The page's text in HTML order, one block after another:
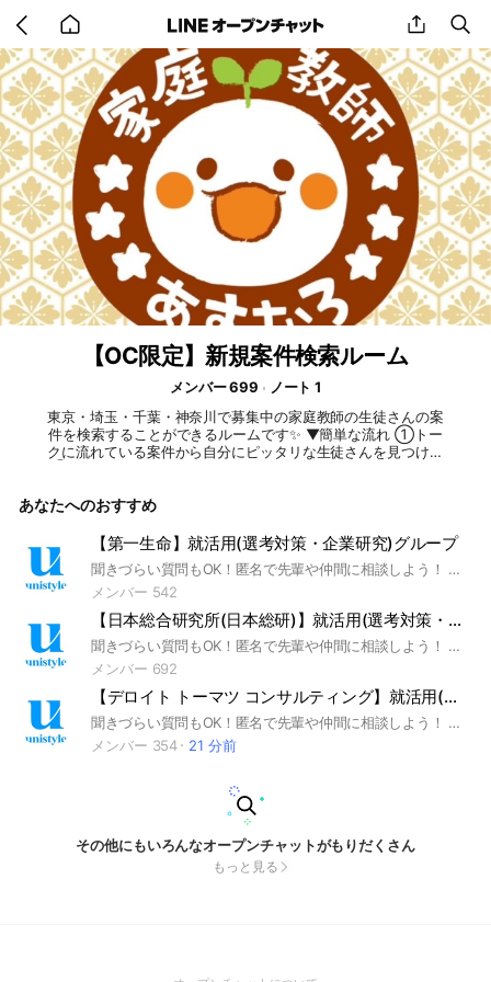
back
to
home
share
【OC限定】新規案件検索ルーム
メンバー 699
ノート 1
東京・埼玉・千葉・神奈川で募集中の家庭教師の生徒さんの案
件を検索することができるルームです✨️ ▼簡単な流れ ①トー
クに流れている案件から自分にピッタリな生徒さんを見つける
まずは入室して、やってみたい案件を探してみて下さい😊 た
あなたへのおすすめ
【第一生命】就活用(選考対策・企業研究)グループ
聞きづらい質問もOK！匿名で先輩や仲間に相談しよう！ 就活サイトunistyleが運営する第一生命の就活情報(選考対策/企業研究)共有グループです。 #就活 #第一生命 #保険業界 #インターンシップ #本選考 #unistyle #ユニスタイル #面接 #採用 #内定 #ES #エントリーシート #自己分析 #業界研究 #企業研究 #自己PR #ガクチカ #学生時代頑張ったこと #志何望動機 #webテスト #ウェブテスト #GD #グループディスカッション #グルディス #OB訪問 #企業選び #就活対策 #就活準備 #大手企業 #日系企業 ▼unistyleが運営する保険のオプチャグループ▼ 日本生命 / 第一生命 / 明治安田生命 / 住友生命 / ソニー生命保険 / 東京海上日動あんしん生命保険 / かんぽ生命保険 / アフラック / オリックス生命保険 / 富国生命保険 / プルデンシャル生命保険 / 太陽生命保険 / 朝日生命 / 大樹生命 / 東京海上日動火災保険 / 三井住友海上火災保険 / 損害保険ジャパン / あいおいニッセイ同和損害保険 / ソニー損害保険 ▼第一生命の企業研究はこちらから▼ https://x.gd/F9y0I6
メンバー 542
【日本総合研究所(日本総研)】就活用(選考対策・企業研究)グループ
聞きづらい質問もOK！匿名で先輩や仲間に相談しよう！ 就活サイトunistyleが運営する日本総合研究所(日本総研)の就活情報(選考対策/企業研究)共有グループです。 #就活 #日本総合研究所(日本総研) #コンサル業界 #インターンシップ #本選考 #unistyle #ユニスタイル #面接 #採用 #内定 #ES #エントリーシート #自己分析 #業界研究 #企業研究 #自己PR #ガクチカ #学生時代頑張ったこと #志何望動機 #webテスト #ウェブテスト #GD #グループディスカッション #グルディス #OB訪問 #企業選び #就活対策 #就活準備 #大手企業 #日系企業 ▼unistyleが運営するコンサルのオプチャグループ▼ マッキンゼー・アンド・カンパニー / ボストン コンサルティング グループ（BCG) / ベイン・アンド・カンパニー / A.T.カーニー / アーサー・D・リトル / Strategy＆ / ローランド・ベルガー / PwCコンサルティング / デロイト トーマツ コンサルティング / KPMGコンサルティング / EYストラテジー・アンド・コンサルティング / アクセンチュア / 野村総合研究所（NRI） / 日本総合研究所(日本総研) / アビームコンサルティング / ベイカレント・コンサルティング / レイヤーズ・コンサルティング / シグマクシス / 船井総合研究所 / 大和総研 / 三菱UFJリサーチ＆コンサルティング(МURC) / 三菱総合研究所(MRI) / キャップジェミニ / オリバー・ワイマン / コーポレイトディレクション（CDI） / 日本経済研究所 / 山田コンサルティンググループ / ビジョン・コンサルティング ▼日本総合研究所(日本総研)の企業研究はこちらから▼ https://x.gd/j9R8b
メンバー 692
【デロイト トーマツ コンサルティング】就活用(選考対策・企業研究)グループ
聞きづらい質問もOK！匿名で先輩や仲間に相談しよう！ 就活サイトunistyleが運営するデロイト トーマツ コンサルティングの就活情報(選考対策/企業研究)共有グループです。 #就活 #デロイト トーマツ コンサルティング #コンサル業界 #インターンシップ #本選考 #unistyle #ユニスタイル #面接 #採用 #内定 #ES #エントリーシート #自己分析 #業界研究 #企業研究 #自己PR #ガクチカ #学生時代頑張ったこと #志何望動機 #webテスト #ウェブテスト #GD #グループディスカッション #グルディス #OB訪問 #企業選び #就活対策 #就活準備 #大手企業 #日系企業 ▼unistyleが運営するコンサルのオプチャグループ▼ マッキンゼー・アンド・カンパニー / ボストン コンサルティング グループ（BCG) / ベイン・アンド・カンパニー / A.T.カーニー / アーサー・D・リトル / Strategy＆ / ローランド・ベルガー / PwCコンサルティング / デロイト トーマツ コンサルティング / KPMGコンサルティング / EYストラテジー・アンド・コンサルティング / アクセンチュア / 野村総合研究所（NRI） / 日本総合研究所(日本総研) / アビームコンサルティング / ベイカレント・コンサルティング / レイヤーズ・コンサルティング / シグマクシス / 船井総合研究所 / 大和総研 / 三菱UFJリサーチ＆コンサルティング(МURC) / 三菱総合研究所(MRI) / キャップジェミニ / オリバー・ワイマン / コーポレイトディレクション（CDI） / 日本経済研究所 / 山田コンサルティンググループ / ビジョン・コンサルティング ▼デロイト トーマツ コンサルティングの企業研究はこちらから▼ https://x.gd/uIy3x
メンバー 354
21 分前
その他にもいろんなオープンチャットがもりだくさん
もっと見る